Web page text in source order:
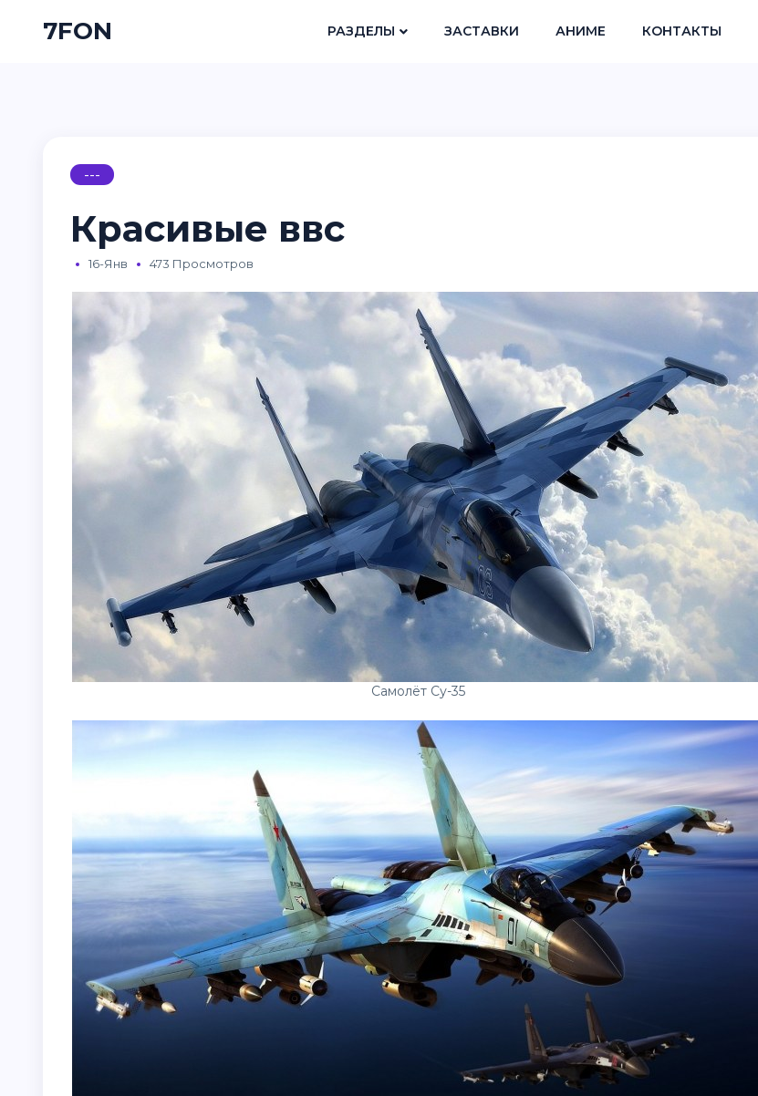
7FON РАЗДЕЛЫ ЗАСТАВКИ АНИМЕ КОНТАКТЫ
---
Красивые ввс
16-Янв 473 Просмотров
Самолёт Су-35